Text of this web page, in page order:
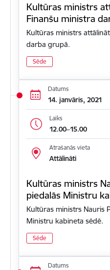
Kultūras ministrs
Finanšu ministra
Kultūras ministrs
darba grupā.
Sēde
Datums
14. janvāris, 2021
Laiks
12.00–15.00
Atrašanās vieta
Attālināti
Kultūras ministrs
piedalās Ministru
Kultūras ministrs Nauris
Ministru kabineta sēdē.
Sēde
Datums